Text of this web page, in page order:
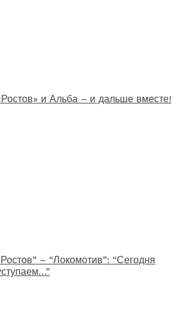
и Альба – и дальше вместе!
– “Локомотив”: “Сегодня